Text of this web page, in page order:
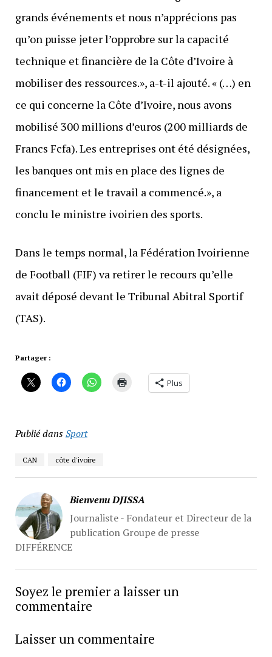
grands événements et nous n’apprécions pas
qu’on puisse jeter l’opprobre sur la capacité
technique et financière de la Côte d’Ivoire à
mobiliser des ressources.», a-t-il ajouté. « (…) en
ce qui concerne la Côte d’Ivoire, nous avons
mobilisé 300 millions d’euros (200 milliards de
Francs Fcfa). Les entreprises ont été désignées,
les banques ont mis en place des lignes de
financement et le travail a commencé.», a
conclu le ministre ivoirien des sports.
Dans le temps normal, la Fédération Ivoirienne
de Football (FIF) va retirer le recours qu’elle
avait déposé devant le Tribunal Abitral Sportif
(TAS).
Partager :
Plus
Publié dansSport
CAN côte d'ivoire
Bienvenu DJISSA
Journaliste - Fondateur et Directeur de la
publication Groupe de presse
DIFFÉRENCE
Soyez le premier a laisser un
commentaire
Laisser un commentaire